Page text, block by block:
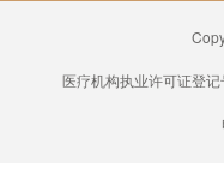
医疗机构执业许可证登